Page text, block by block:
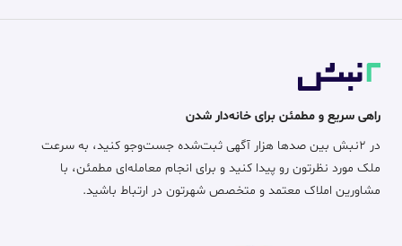
راهی سریع و مطمئن برای خانه‌دار شدن
در ۲نبش بین صدها هزار آگهی ثبت‌شده جست‌وجو کنید، به سرعت
ملک مورد نظرتون رو پیدا کنید و برای انجام معامله‌ای مطمئن، با
مشاورین املاک معتمد و متخصص شهرتون در ارتباط باشید.